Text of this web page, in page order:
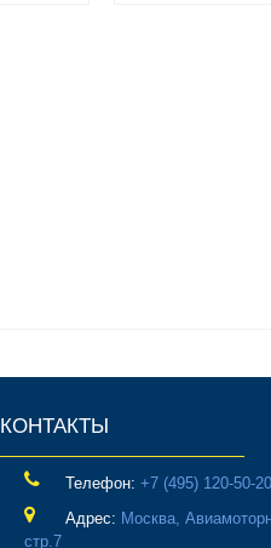
КОНТАКТЫ
Телефон: ‎+7 (495) 120-50-20
Адрес: Москва,
стр.7